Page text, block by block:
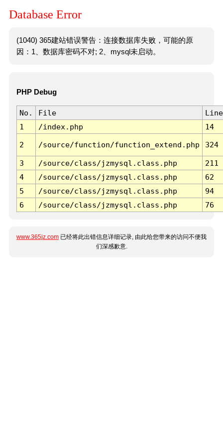
Database Error
(1040) 365建站错误警告：连接数据库失败，可能的原
因：1、数据库密码不对; 2、mysql未启动。
PHP Debug
No. File
Line
1
/index.php 14
2 /source/function/function_extend.php 324
3 /source/class/jzmysql.class.php
211
4
/source/class/jzmysql.class.php
62
5
/source/class/jzmysql.class.php
94
6
/source/class/jzmysql.class.php 76
www.365jz.com 已经将此出错信息详细记录, 由此给您带来的访问不便我
们深感歉意.